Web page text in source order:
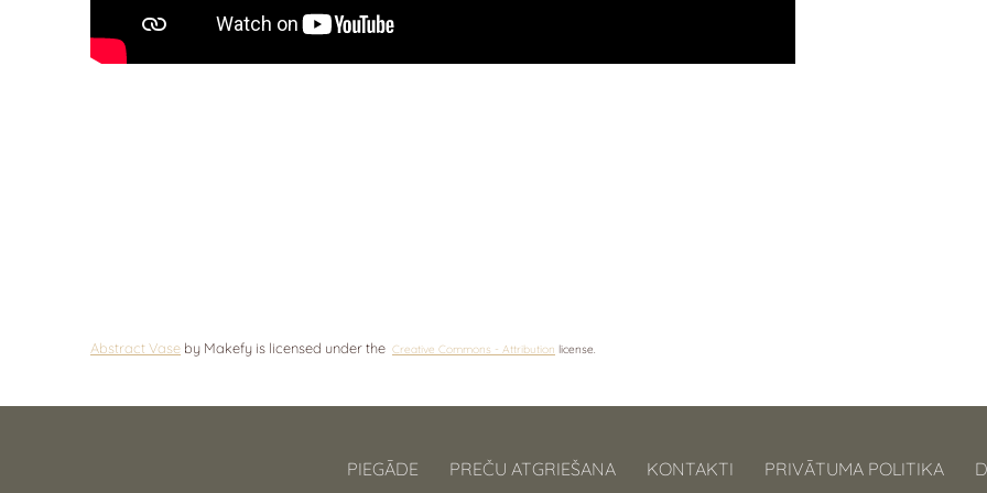
Abstract Vase by Makefy is licensed under the Creative Commons - Attribution license.
PIEGĀDE PREČU ATGRIEŠANA KONTAKTI PRIVĀTUMA POLITIKA